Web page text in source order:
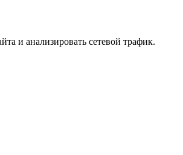
и анализировать сетевой трафик.